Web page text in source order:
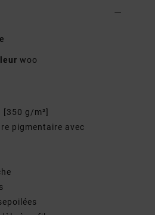
woo
[350 g/m²]
pigmentaire avec